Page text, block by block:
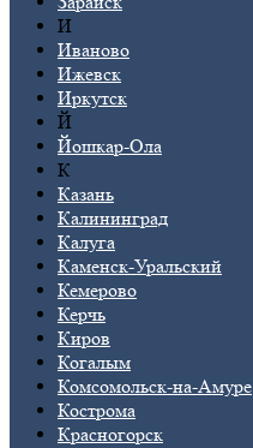
И
Иваново
Ижевск
Иркутск
Й
Йошкар-Ола
К
Казань
Калининград
Калуга
Каменск-Уральский
Кемерово
Керчь
Киров
Когалым
Комсомольск-на-Амуре
Кострома
Красногорск